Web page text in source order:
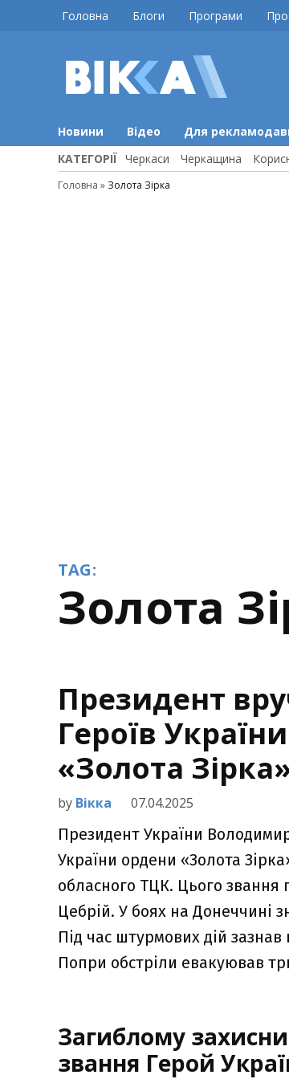
Головна Блоги Програми
Новини Відео Для
КАТЕГОРІЇ Черкаси Черкащина
Головна » Золота Зірка
TAG:
Золота
Президент
Героїв
«Золота
by Вікка 07.04.2025
Президент України
України ордени «Золота
обласного ТЦК. Цього
Цебрій. У боях на Донеччині
Під час штурмових дій
Попри обстріли евакуював
Загиблому
звання Герой